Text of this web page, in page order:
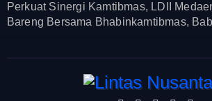
Perkuat Sinergi Kamtibmas, LDII
Bareng Bersama Bhabinkamtibmas,